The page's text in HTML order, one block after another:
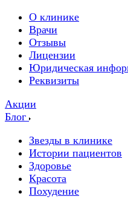
О клинике
Врачи
Отзывы
Лицензии
Юридическая
Реквизиты
Акции
Блог
Звезды в клинике
Истории пациентов
Здоровье
Красота
Похудение